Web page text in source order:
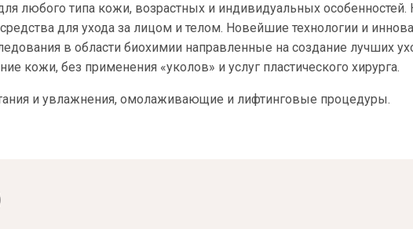
любого типа кожи, возрастных и индивидуальных
для ухода за лицом и телом. Новейшие технологии и
в области биохимии направленные на создание лучших
кожи, без применения «уколов» и услуг пластического хирурга.
и увлажнения, омолаживающие и лифтинговые процедуры.